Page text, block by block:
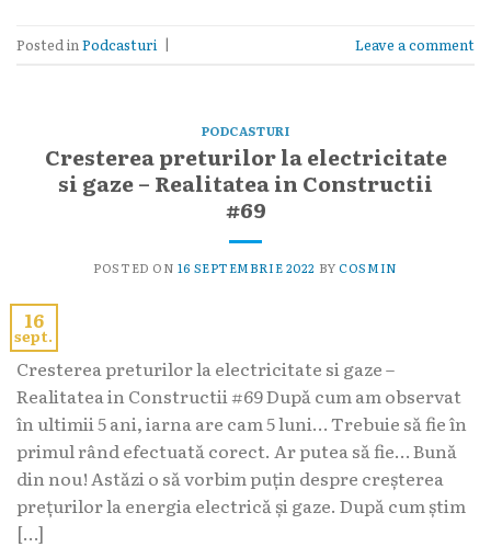
Posted in Podcasturi | Leave a comment
PODCASTURI
Cresterea preturilor la electricitate
si gaze – Realitatea in Constructii
#69
POSTED ON 16 SEPTEMBRIE 2022 BYCOSMIN
16
sept.
Cresterea preturilor la electricitate si gaze –
Realitatea in Constructii #69 După cum am observat
în ultimii 5 ani, iarna are cam 5 luni… Trebuie să fie în
primul rând efectuată corect. Ar putea să fie… Bună
din nou! Astăzi o să vorbim puțin despre creșterea
prețurilor la energia electrică și gaze. După cum știm
[…]